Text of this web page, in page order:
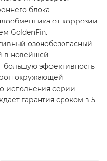
блока
от коррозии
GoldenFin.
озонобезопасный
в новейшей
большую эффективность
окружающей
исполнения серии
гарантия сроком в 5